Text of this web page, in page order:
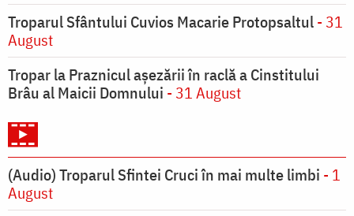
Troparul Sfântului Cuvios Macarie Protopsaltul- 31
August
Tropar la Praznicul aşezării în raclă a Cinstitului
Brâu al Maicii Domnului - 31 August
(Audio) Troparul Sfintei Cruci în mai multe limbi - 1
August